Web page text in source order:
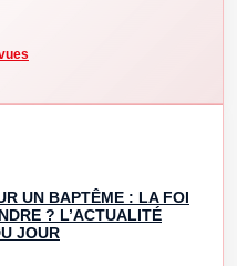
UN BAPTÊME : LA FOI
? L’ACTUALITÉ
JOUR